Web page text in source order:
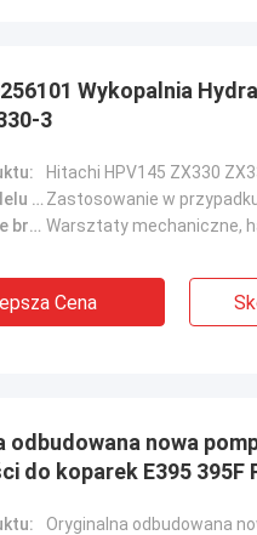
Wykopalnia
3
Dotyczy modelu maszyny:: Zastosowanie w
Obowiązujące branże::
Cena
odbudowana nowa
do koparek E395